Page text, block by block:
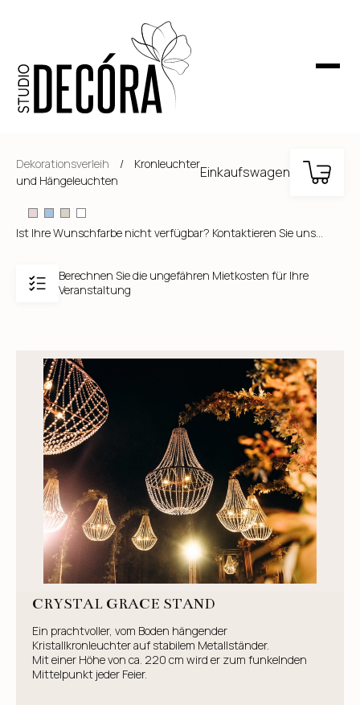
Dekorationsverleih /
Kronleuchter
und Hängeleuchten
Einkaufswagen
Ist Ihre Wunschfarbe nicht verfügbar? Kontaktieren Sie uns...
Berechnen Sie die ungefähren Mietkosten für Ihre
Veranstaltung
CRYSTAL GRACE STAND
Ein prachtvoller, vom Boden hängender
Kristallkronleuchter auf stabilem Metallständer.
Mit einer Höhe von ca. 220 cm wird er zum funkelnden
Mittelpunkt jeder Feier.